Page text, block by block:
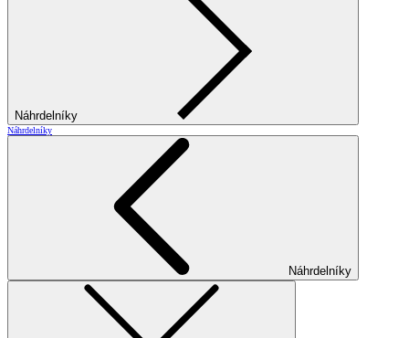
Náhrdelníky
Náhrdelníky
Náhrdelníky